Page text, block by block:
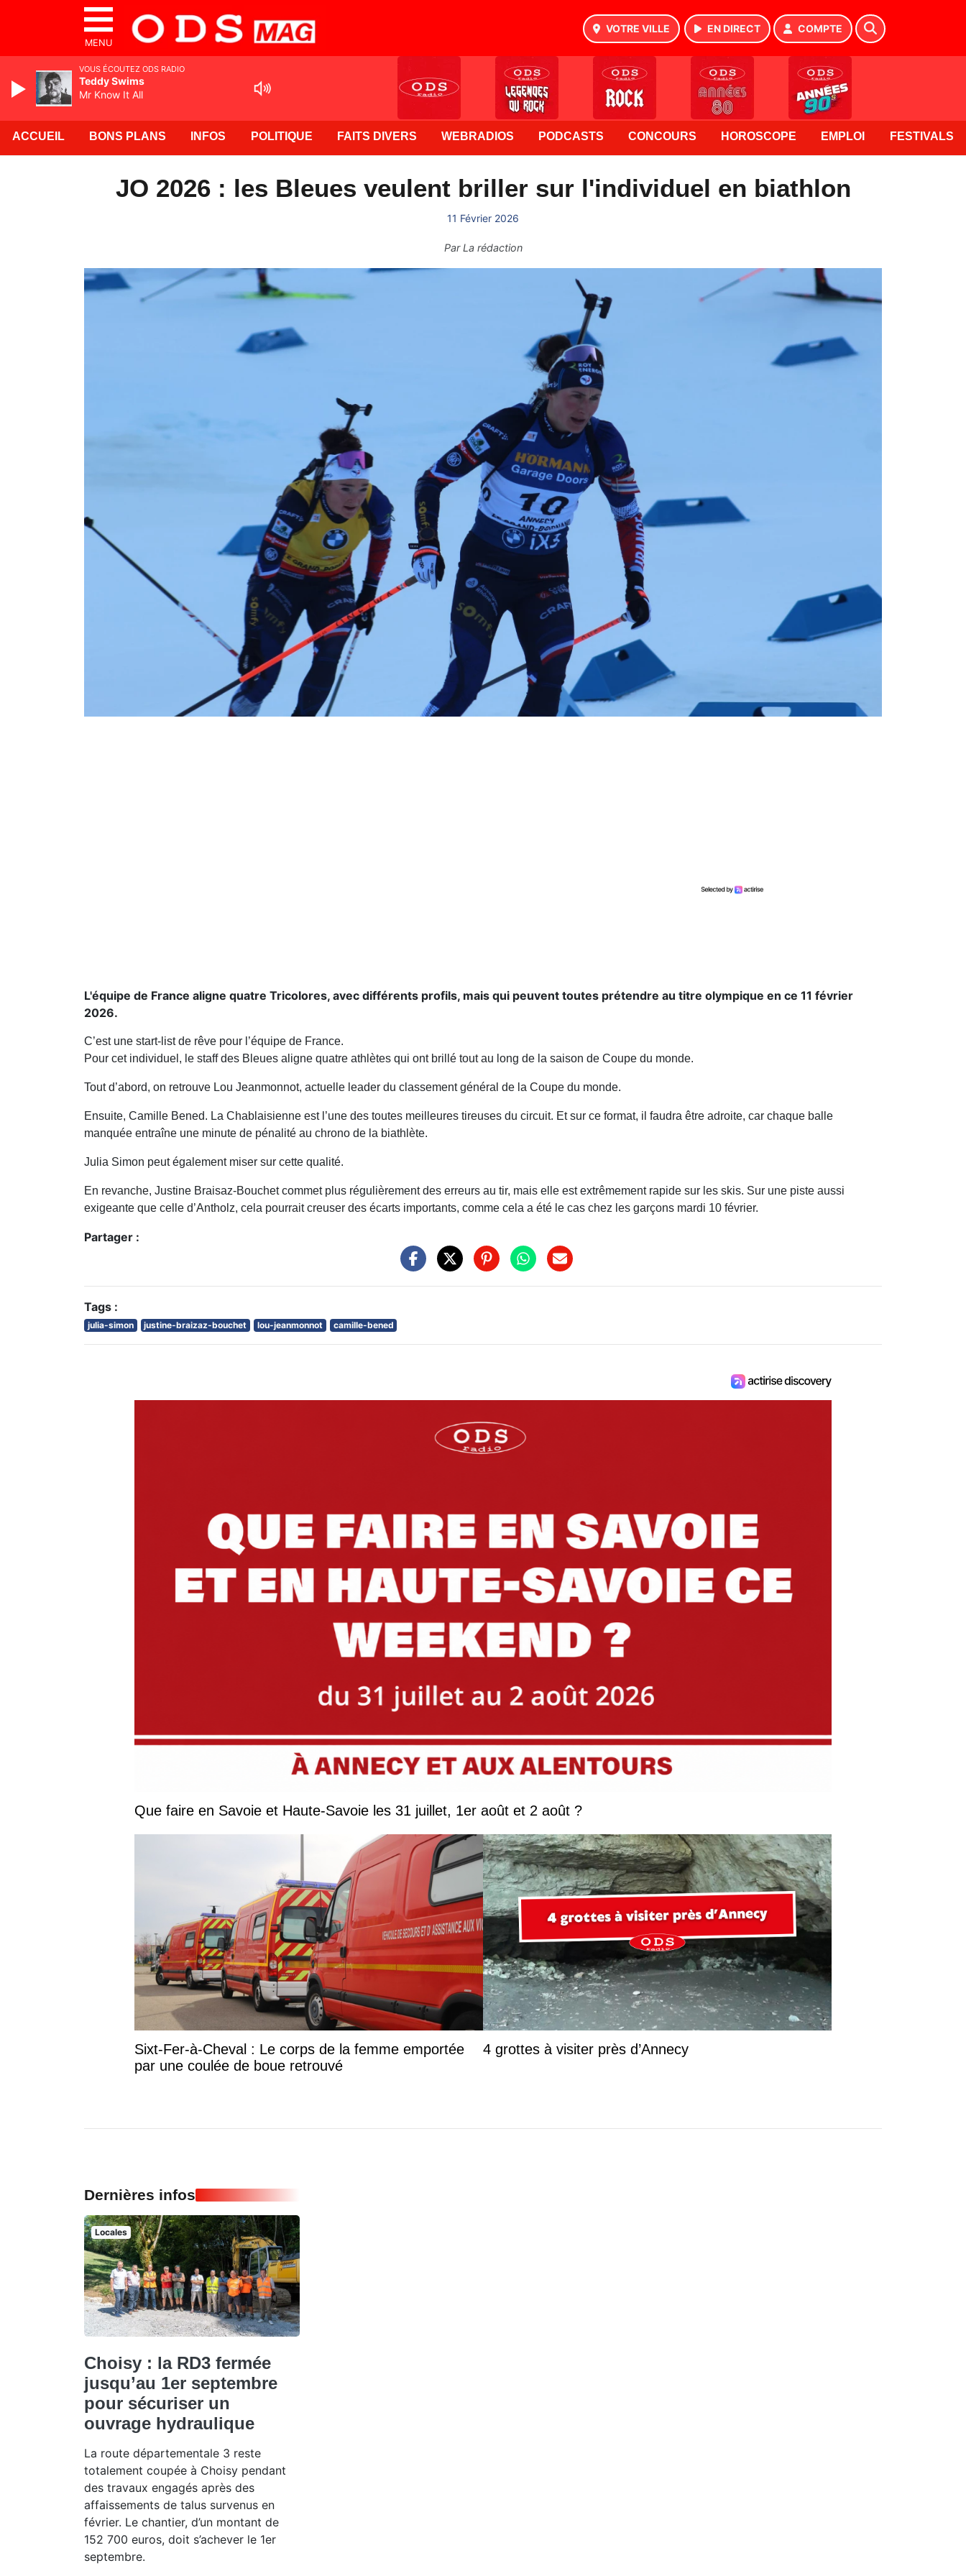
MENU
VOTRE VILLE EN DIRECT COMPTE
ACCUEIL BONS PLANS INFOS POLITIQUE FAITS DIVERS WEBRADIOS PODCASTS CONCOURS HOROSCOPE EMPLOI FESTIVALS
JO 2026 : les Bleues veulent briller sur l'individuel en biathlon
11 Février 2026
ParLa rédaction
L'équipe de France aligne quatre Tricolores, avec différents profils, mais qui peuvent toutes prétendre au titre olympique en ce 11 février
2026.
C’est une start-list de rêve pour l’équipe de France.
Pour cet individuel, le staff des Bleues aligne quatre athlètes qui ont brillé tout au long de la saison de Coupe du monde.
Tout d’abord, on retrouve Lou Jeanmonnot, actuelle leader du classement général de la Coupe du monde.
Ensuite, Camille Bened. La Chablaisienne est l’une des toutes meilleures tireuses du circuit. Et sur ce format, il faudra être adroite, car chaque balle
manquée entraîne une minute de pénalité au chrono de la biathlète.
Julia Simon peut également miser sur cette qualité.
En revanche, Justine Braisaz-Bouchet commet plus régulièrement des erreurs au tir, mais elle est extrêmement rapide sur les skis. Sur une piste aussi
exigeante que celle d’Antholz, cela pourrait creuser des écarts importants, comme cela a été le cas chez les garçons mardi 10 février.
Partager :
Tags :
julia-simon justine-braizaz-bouchet lou-jeanmonnot camille-bened
Que faire en Savoie et Haute-Savoie les 31 juillet, 1er août et 2 août ?
Sixt-Fer-à-Cheval : Le corps de la femme emportée
par une coulée de boue retrouvé
4 grottes à visiter près d’Annecy
Dernières infos
Locales
Choisy : la RD3 fermée
jusqu’au 1er septembre
pour sécuriser un
ouvrage hydraulique
La route départementale 3 reste
totalement coupée à Choisy pendant
des travaux engagés après des
affaissements de talus survenus en
février. Le chantier, d’un montant de
152 700 euros, doit s’achever le 1er
septembre.
VOUS ÉCOUTEZ ODS RADIO
Teddy Swims
Mr Know It All